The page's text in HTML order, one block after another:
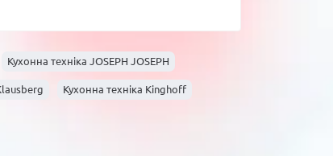
Кухонна техніка JOSEPH JOSEPH
Кухонна техніка Kinghoff